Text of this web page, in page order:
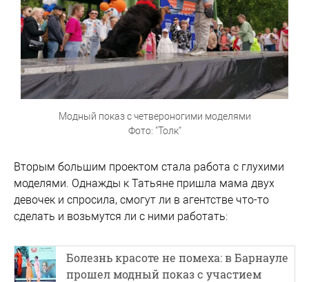
Модный показ с четвероногими моделями
Фото: "Толк"
Вторым большим проектом стала работа с глухими
моделями. Однажды к Татьяне пришла мама двух
девочек и спросила, смогут ли в агентстве что-то
сделать и возьмутся ли с ними работать:
Болезнь красоте не помеха: в Барнауле
прошел модный показ с участием